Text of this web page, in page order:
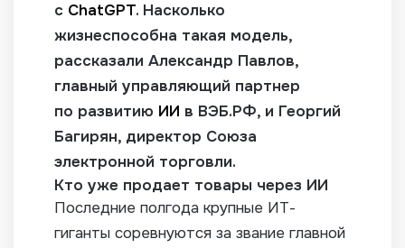
с ChatGPT. Насколько
жизнеспособна такая модель,
рассказали Александр Павлов,
главный управляющий партнер
по развитию ИИ в ВЭБ.РФ, и Георгий
Багирян, директор Союза
электронной торговли.
Кто уже продает товары через ИИ
Последние полгода крупные ИТ-
гиганты соревнуются за звание главной